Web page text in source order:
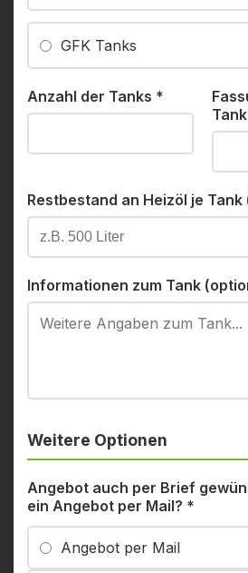
GFK Tanks
Anzahl der Tanks *
Restbestand an Heizöl je Tank
Informationen zum Tank
Weitere Optionen
Angebot auch per Brief
ein Angebot per Mail? *
Angebot per Mail